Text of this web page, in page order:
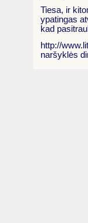
Tiesa, ir
ypatingas
kad
http://
naršyklės